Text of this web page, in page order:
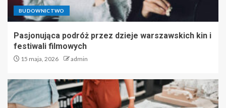
BUDOWNICTWO
Pasjonująca podróż przez dzieje warszawskich kin i
festiwali filmowych
15 maja, 2026 admin